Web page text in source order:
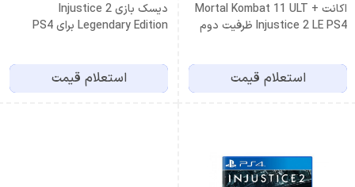
اكانت Mortal Kombat 11 ULT +
Injustice 2 LE PS4 ظرفيت دوم
استعلام قیمت
دیسک بازی Injustice 2
Legendary Edition برای PS4
استعلام قیمت